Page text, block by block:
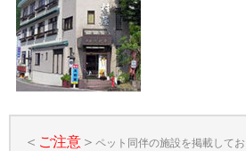
＜ ご注意＞ ペット同伴の施設を掲載して